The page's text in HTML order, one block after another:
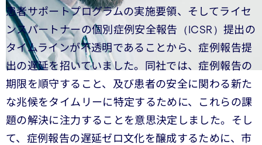
患者サポートプログラムの実施要領、そしてライセ
ンスパートナーの個別症例安全報告（ICSR）提出の
タイムラインが不透明であることから、症例報告提
出の遅延を招いていました。同社では、症例報告の
期限を順守すること、及び患者の安全に関わる新た
な兆候をタイムリーに特定するために、これらの課
題の解決に注力することを意思決定しました。そし
て、症例報告の遅延ゼロ文化を醸成するために、市